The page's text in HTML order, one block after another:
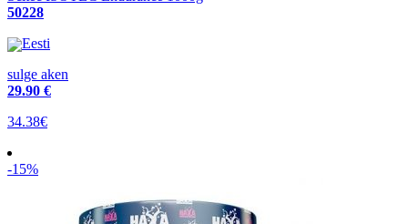
50228
Eesti
sulge aken
29.90 €
34.38€
-15%